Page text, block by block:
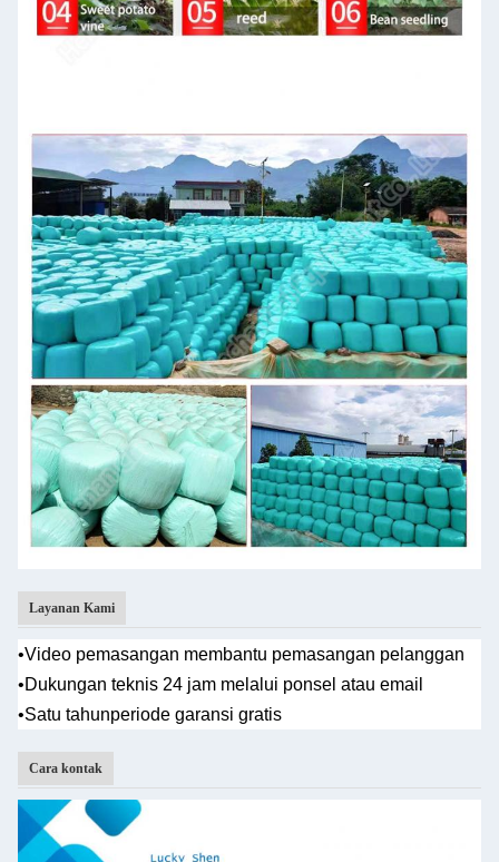
Layanan Kami
•Video pemasangan membantu pemasangan pelanggan
•Dukungan teknis 24 jam melalui ponsel atau email
•Satu tahunperiode garansi gratis
Cara kontak